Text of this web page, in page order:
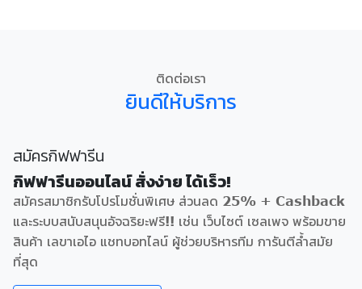
ติดต่อเรา
ยินดีให้บริการ
สมัครกิฟฟารีน
กิฟฟารีนออนไลน์ สั่งง่าย ได้เร็ว!
สมัครสมาชิกรับโปรโมชั่นพิเศษ ส่วนลด 25% + Cashback
และระบบสนับสนุนอัจฉริยะฟรี!! เช่น เว็บไซต์ เซลเพจ พร้อมขาย
สินค้า เลขาเอไอ แชทบอทไลน์ ผู้ช่วยบริหารทีม การันตีล้ำสมัย
ที่สุด